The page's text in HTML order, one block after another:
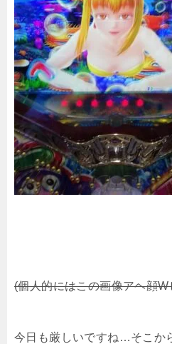
(個人的にはこの画像アヘ顔
今日も厳しいですね…そこか